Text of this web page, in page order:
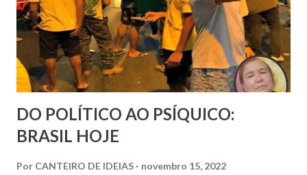
DO POLÍTICO AO PSÍQUICO:
BRASIL HOJE
Por CANTEIRO DE IDEIAS novembro 15, 2022